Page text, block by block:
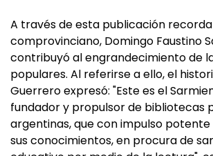
A través de esta publicación
comprovinciano, Domingo Faustino
contribuyó al engrandecimiento de
populares. Al referirse a ello, el
Guerrero expresó: "Este es el
fundador y propulsor de bibliotecas
argentinas, que con impulso
sus conocimientos, en procura de